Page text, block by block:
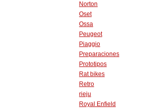
Norton
Oset
Ossa
Peugeot
Piaggio
Preparaciones
Prototipos
Rat bikes
Retro
rieju
Royal Enfield